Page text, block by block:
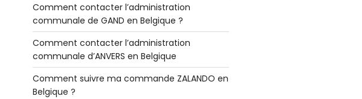
Comment contacter l’administration
communale de GAND en Belgique ?
Comment contacter l’administration
communale d’ANVERS en Belgique
Comment suivre ma commande ZALANDO en
Belgique ?